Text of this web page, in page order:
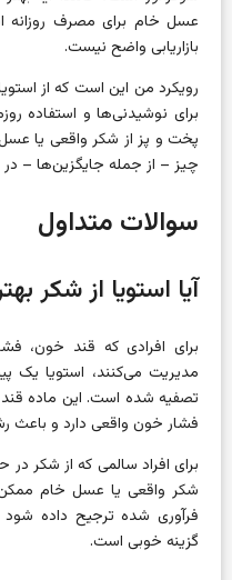
عسل خام برای مصرف روزانه
بازاریابی واضح نیست.
رویکرد من این است که از
برای نوشیدنی‌ها و استفاده
پخت و پز از شکر واقعی یا
چیز – از جمله جایگزین‌ها – در
سوالات متداول
آیا استویا از شکر
برای افرادی که قند خون،
مدیریت می‌کنند، استویا یک
تصفیه شده است. این ماده
فشار خون واقعی دارد و باعث
برای افراد سالمی که از شکر
شکر واقعی یا عسل خام
فرآوری شده ترجیح داده
گزینه خوبی است.